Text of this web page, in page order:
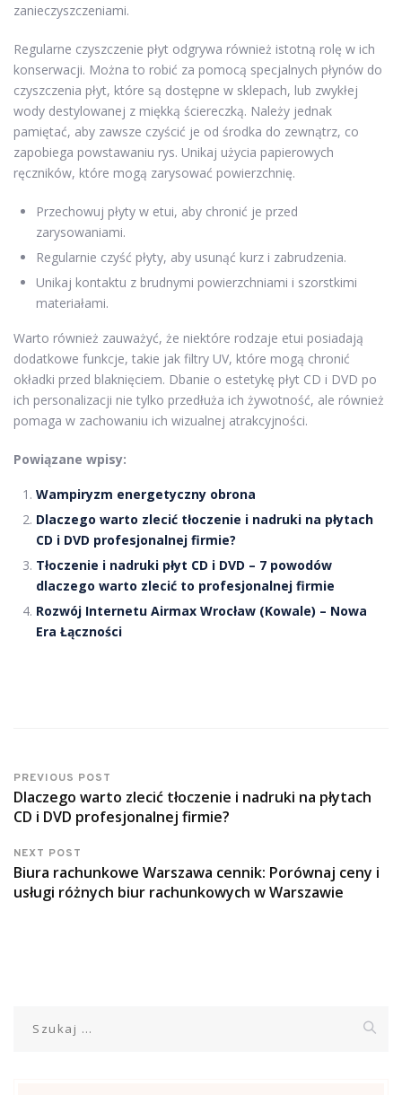
zanieczyszczeniami.
Regularne czyszczenie płyt odgrywa również istotną rolę w ich
konserwacji. Można to robić za pomocą specjalnych płynów do
czyszczenia płyt, które są dostępne w sklepach, lub zwykłej
wody destylowanej z miękką ściereczką. Należy jednak
pamiętać, aby zawsze czyścić je od środka do zewnątrz, co
zapobiega powstawaniu rys. Unikaj użycia papierowych
ręczników, które mogą zarysować powierzchnię.
Przechowuj płyty w etui, aby chronić je przed
zarysowaniami.
Regularnie czyść płyty, aby usunąć kurz i zabrudzenia.
Unikaj kontaktu z brudnymi powierzchniami i szorstkimi
materiałami.
Warto również zauważyć, że niektóre rodzaje etui posiadają
dodatkowe funkcje, takie jak filtry UV, które mogą chronić
okładki przed blaknięciem. Dbanie o estetykę płyt CD i DVD po
ich personalizacji nie tylko przedłuża ich żywotność, ale również
pomaga w zachowaniu ich wizualnej atrakcyjności.
Powiązane wpisy:
Wampiryzm energetyczny obrona
Dlaczego warto zlecić tłoczenie i nadruki na płytach
CD i DVD profesjonalnej firmie?
Tłoczenie i nadruki płyt CD i DVD – 7 powodów
dlaczego warto zlecić to profesjonalnej firmie
Rozwój Internetu Airmax Wrocław (Kowale) – Nowa
Era Łączności
PREVIOUS POST
Dlaczego warto zlecić tłoczenie i nadruki na płytach
CD i DVD profesjonalnej firmie?
NEXT POST
Biura rachunkowe Warszawa cennik: Porównaj ceny i
usługi różnych biur rachunkowych w Warszawie